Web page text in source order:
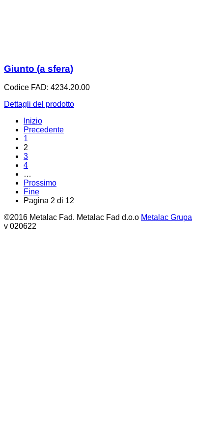
Giunto (a sfera)
Codice FAD: 4234.20.00
Dettagli del prodotto
Inizio
Precedente
1
2
3
4
…
Prossimo
Fine
Pagina 2 di 12
©2016 Metalac Fad. Metalac Fad d.o.o Metalac Grupa
v 020622